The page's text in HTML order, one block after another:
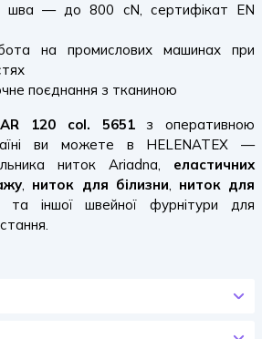
шва — до 800 cN, сертифікат EN
на промислових машинах при
поєднання з тканиною
120 col. 5651з оперативною
ви можете в HELENATEX —
ниток Ariadna, еластичних
, ниток для білизни, ниток для
та іншої швейної фурнітури для